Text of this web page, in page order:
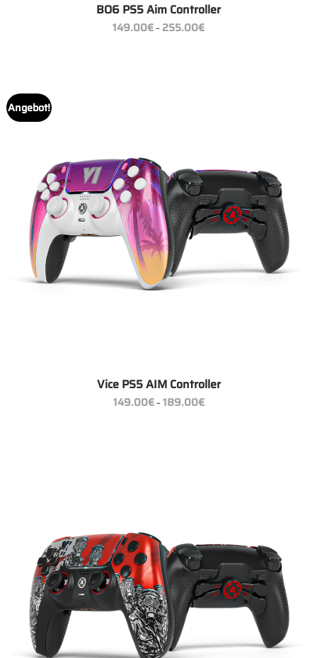
BO6 PS5 Aim Controller
149.00€– 255.00€Preisspanne:
149.00€
Angebot!
Vice PS5 AIM Controller
149.00€– 189.00€Preisspanne:
149.00€